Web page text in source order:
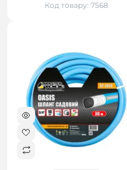
Код товару: 7568